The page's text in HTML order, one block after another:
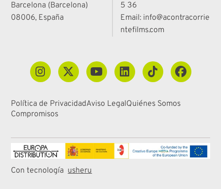
Barcelona (Barcelona)
08006, España
5 36
Email: info@acontracorrie
ntefilms.com
Política de PrivacidadAviso LegalQuiénes Somos
Compromisos
Con tecnología usheru